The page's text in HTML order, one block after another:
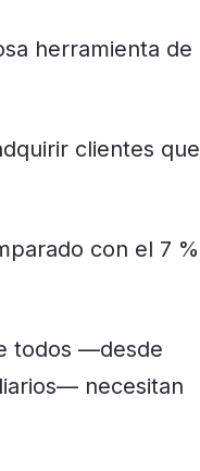
herramienta de
clientes que
con el 7 %
todos —desde
necesitan